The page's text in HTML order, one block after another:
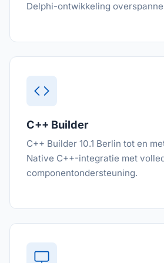
Delphi-ontwikkeling
C++ Builder
C++ Builder 10.1 Berlin tot en
Native C++-integratie met
componentondersteuning.